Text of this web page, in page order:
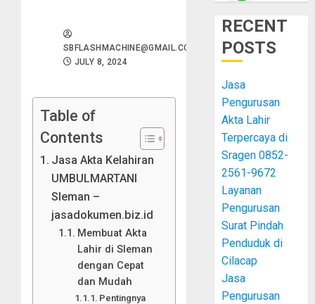
SBFLASHMACHINE@GMAIL.COM
JULY 8, 2024
Table of
Contents
Jasa Akta Kelahiran
UMBULMARTANI
Sleman –
jasadokumen.biz.id
Membuat Akta
Lahir di Sleman
dengan Cepat
dan Mudah
Pentingnya
RECENT
POSTS
Jasa
Pengurusan
Akta Lahir
Terpercaya di
Sragen 0852-
2561-9672
Layanan
Pengurusan
Surat Pindah
Penduduk di
Cilacap
Jasa
Pengurusan